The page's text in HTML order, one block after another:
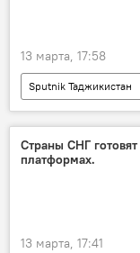
13 марта, 17:58
Sputnik Таджикистан
Страны СНГ
платформах.
13 марта, 17:41